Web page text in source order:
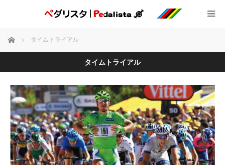
ホーム タイムトライアル
タイムトライアル